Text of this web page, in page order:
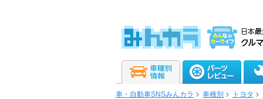
車・自動車SNSみんカラ 車種別 トヨタ